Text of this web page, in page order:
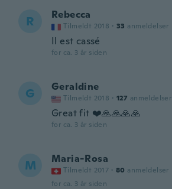
R Rebecca
Tilmeldt 2018 · 33 anmeldelser
Il est cassé
for ca. 3 år siden
G Geraldine
Tilmeldt 2018 · 127 anmeldelser
Great fit ❤️🙏🙏🙏🙏
for ca. 3 år siden
M Maria-Rosa
Tilmeldt 2017 · 80 anmeldelser
for ca. 3 år siden